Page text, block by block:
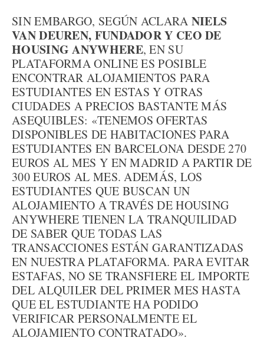
SIN EMBARGO, SEGÚN ACLARA NIELS
VAN DEUREN, FUNDADOR Y CEO DE
HOUSING ANYWHERE, EN SU
PLATAFORMA ONLINE ES POSIBLE
ENCONTRAR ALOJAMIENTOS PARA
ESTUDIANTES EN ESTAS Y OTRAS
CIUDADES A PRECIOS BASTANTE MÁS
ASEQUIBLES: «TENEMOS OFERTAS
DISPONIBLES DE HABITACIONES PARA
ESTUDIANTES EN BARCELONA DESDE 270
EUROS AL MES Y EN MADRID A PARTIR DE
300 EUROS AL MES. ADEMÁS, LOS
ESTUDIANTES QUE BUSCAN UN
ALOJAMIENTO A TRAVÉS DE HOUSING
ANYWHERE TIENEN LA TRANQUILIDAD
DE SABER QUE TODAS LAS
TRANSACCIONES ESTÁN GARANTIZADAS
EN NUESTRA PLATAFORMA. PARA EVITAR
ESTAFAS, NO SE TRANSFIERE EL IMPORTE
DEL ALQUILER DEL PRIMER MES HASTA
QUE EL ESTUDIANTE HA PODIDO
VERIFICAR PERSONALMENTE EL
ALOJAMIENTO CONTRATADO».